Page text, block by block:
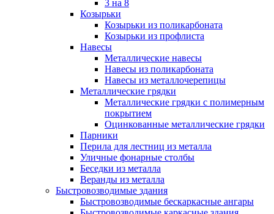
3 на 8
Козырьки
Козырьки из поликарбоната
Козырьки из профлиста
Навесы
Металлические навесы
Навесы из поликарбоната
Навесы из металлочерепицы
Металлические грядки
Металлические грядки с полимерным
покрытием
Оцинкованные металлические грядки
Парники
Перила для лестниц из металла
Уличные фонарные столбы
Беседки из металла
Веранды из металла
Быстровозводимые здания
Быстровозводимые бескаркасные ангары